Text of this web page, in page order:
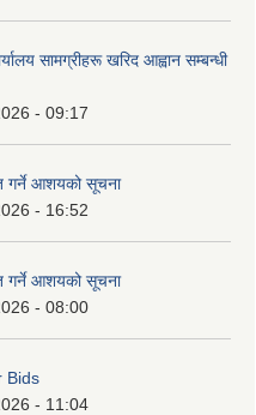
सामग्रीहरू खरिद आह्वान सम्बन्धी
- 09:17
गर्ने आशयको सूचना
- 16:52
गर्ने आशयको सूचना
- 08:00
Bids
- 11:04